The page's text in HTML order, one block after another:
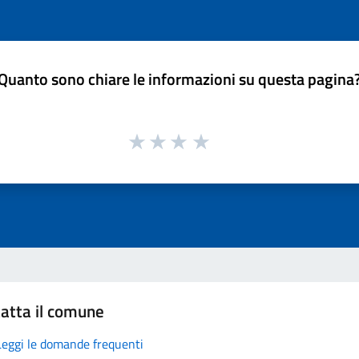
sono chiare le informazioni su questa
il comune
le domande frequenti